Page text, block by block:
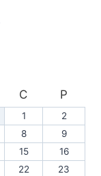
C P
1
2
8
9
15
16
22
23